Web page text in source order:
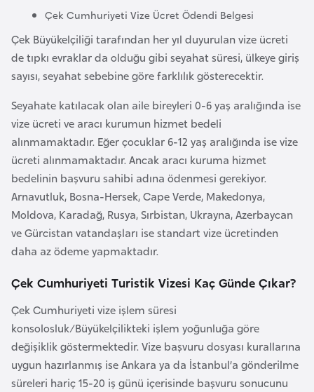
Çek Cumhuriyeti Vize Ücret Ödendi Belgesi
Çek Büyükelçiliği tarafından her yıl duyurulan vize ücreti
de tıpkı evraklar da olduğu gibi seyahat süresi, ülkeye giriş
sayısı, seyahat sebebine göre farklılık gösterecektir.
Seyahate katılacak olan aile bireyleri 0-6 yaş aralığında ise
vize ücreti ve aracı kurumun hizmet bedeli
alınmamaktadır. Eğer çocuklar 6-12 yaş aralığında ise vize
ücreti alınmamaktadır. Ancak aracı kuruma hizmet
bedelinin başvuru sahibi adına ödenmesi gerekiyor.
Arnavutluk, Bosna-Hersek, Cape Verde, Makedonya,
Moldova, Karadağ, Rusya, Sırbistan, Ukrayna, Azerbaycan
ve Gürcistan vatandaşları ise standart vize ücretinden
daha az ödeme yapmaktadır.
Çek Cumhuriyeti Turistik Vizesi Kaç Günde Çıkar?
Çek Cumhuriyeti vize işlem süresi
konsolosluk/Büyükelçilikteki işlem yoğunluğa göre
değişiklik göstermektedir. Vize başvuru dosyası kurallarına
uygun hazırlanmış ise Ankara ya da İstanbul’a gönderilme
süreleri hariç 15-20 iş günü içerisinde başvuru sonucunu
C
e
a
y
i
r
C
i
b
u
t
Ç
i
n